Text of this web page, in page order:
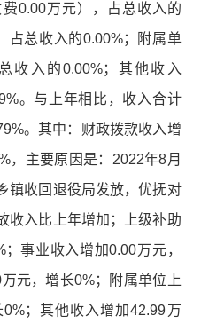
0.00万元），占总收入的
占总收入的0.00%；附属单
收入的0.00%；其他收入
。与上年相比，收入合计
。其中：财政拨款收入增
，主要原因是：2022年8月
镇收回退役局发放，优抚对
收入比上年增加；上级补助
事业收入增加0.00万元，
元，增长0%；附属单位上
；其他收入增加42.99万